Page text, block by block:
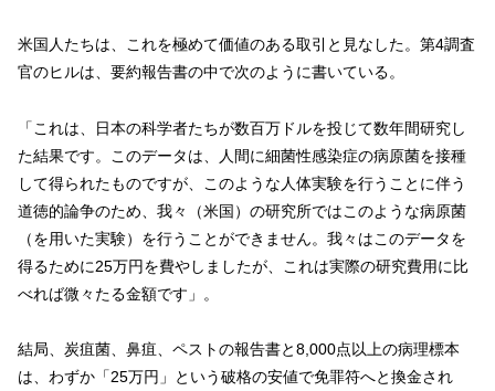
米国人たちは、これを極めて価値のある取引と見なした。第4調査
官のヒルは、要約報告書の中で次のように書いている。
「これは、日本の科学者たちが数百万ドルを投じて数年間研究し
た結果です。このデータは、人間に細菌性感染症の病原菌を接種
して得られたものですが、このような人体実験を行うことに伴う
道徳的論争のため、我々（米国）の研究所ではこのような病原菌
（を用いた実験）を行うことができません。我々はこのデータを
得るために25万円を費やしましたが、これは実際の研究費用に比
べれば微々たる金額です」。
結局、炭疽菌、鼻疽、ペストの報告書と8,000点以上の病理標本
は、わずか「25万円」という破格の安値で免罪符へと換金され